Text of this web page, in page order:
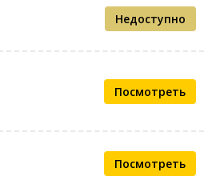
Недоступно
Посмотреть
Посмотреть